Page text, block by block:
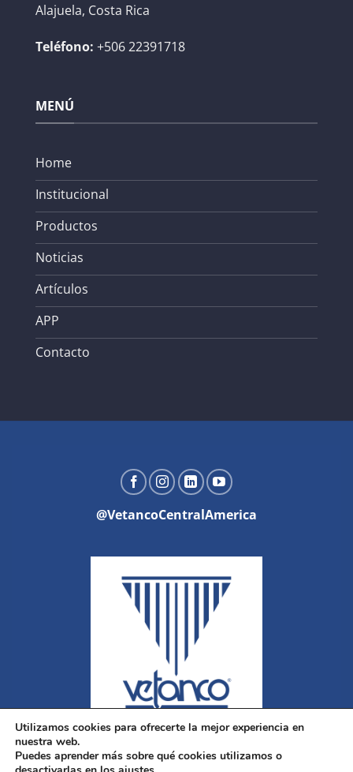
Alajuela, Costa Rica
Teléfono: +506 22391718
MENÚ
Home
Institucional
Productos
Noticias
Artículos
APP
Contacto
@VetancoCentralAmerica
Utilizamos cookies para ofrecerte la mejor experiencia en
nuestra web.
Puedes aprender más sobre qué cookies utilizamos o